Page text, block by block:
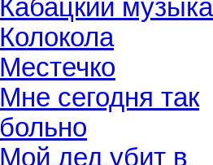
Кабацкий
Колокола
Местечко
Мне сегодня так
больно
Мой дед убит в